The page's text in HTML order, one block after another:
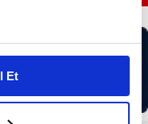
özel
Bunu yaparken
deneyimi sunmak
adına
Et